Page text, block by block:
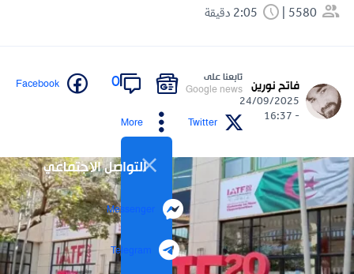
5580
فاتح نورين
24/09/2025
- 16:37
تابعنا على
Google news
0
Facebook
Twitter
More
التواصل الاجتماعي
Messenger
Telegram